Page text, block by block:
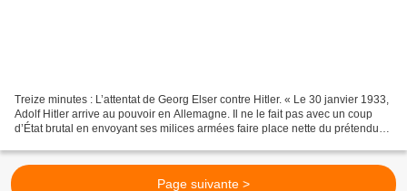
Treize minutes : L’attentat de Georg Elser contre Hitler. « Le 30 janvier 1933,
Adolf Hitler arrive au pouvoir en Allemagne. Il ne le fait pas avec un coup
d’État brutal en envoyant ses milices armées faire place nette du prétendu
Page suivante >